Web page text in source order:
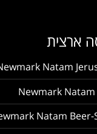
ארצית
Natam
Newmark Natam
Natam Beer-